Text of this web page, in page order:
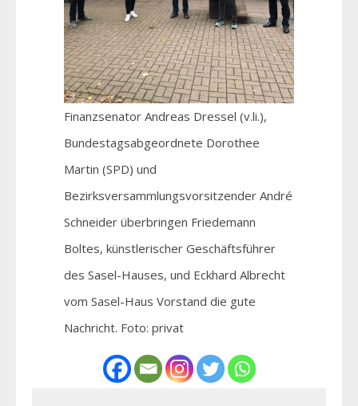
Finanzsenator Andreas Dressel (v.li.),
Bundestagsabgeordnete Dorothee
Martin (SPD) und
Bezirksversammlungsvorsitzender André
Schneider überbringen Friedemann
Boltes, künstlerischer Geschäftsführer
des Sasel-Hauses, und Eckhard Albrecht
vom Sasel-Haus Vorstand die gute
Nachricht. Foto: privat